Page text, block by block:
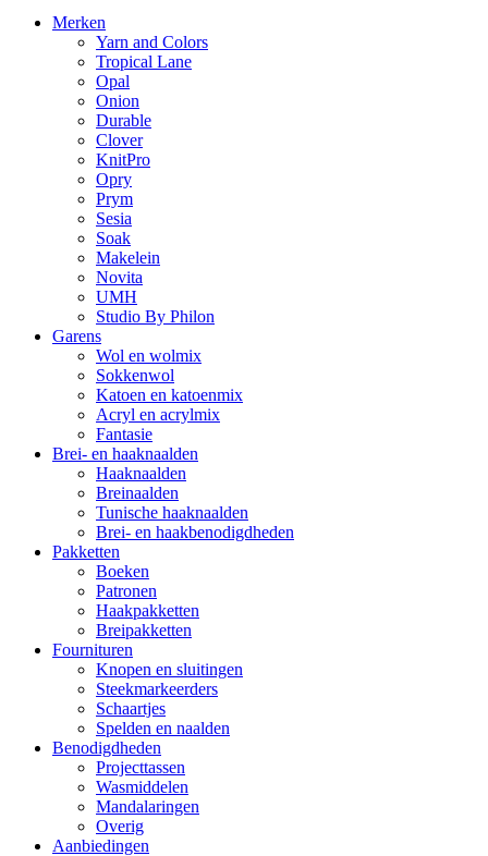
Merken
Yarn and Colors
Tropical Lane
Opal
Onion
Durable
Clover
KnitPro
Opry
Prym
Sesia
Soak
Makelein
Novita
UMH
Studio By Philon
Garens
Wol en wolmix
Sokkenwol
Katoen en katoenmix
Acryl en acrylmix
Fantasie
Brei- en haaknaalden
Haaknaalden
Breinaalden
Tunische haaknaalden
Brei- en haakbenodigdheden
Pakketten
Boeken
Patronen
Haakpakketten
Breipakketten
Fournituren
Knopen en sluitingen
Steekmarkeerders
Schaartjes
Spelden en naalden
Benodigdheden
Projecttassen
Wasmiddelen
Mandalaringen
Overig
Aanbiedingen